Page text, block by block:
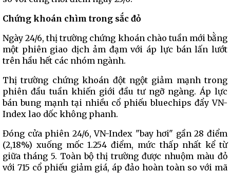
Chứng khoán chìm trong sắc đỏ
Ngày 24/6, thị trường chứng khoán chào tuần mới bằng
một phiên giao dịch ảm đạm với áp lực bán lấn lướt
trên hầu hết các nhóm ngành.
Thị trường chứng khoán đột ngột giảm mạnh trong
phiên đầu tuần khiến giới đầu tư ngỡ ngàng. Áp lực
bán bung mạnh tại nhiều cổ phiếu bluechips đẩy VN-
Index lao dốc không phanh.
Đóng cửa phiên 24/6, VN-Index "bay hơi" gần 28 điểm
(2,18%) xuống mốc 1.254 điểm, mức thấp nhất kể từ
giữa tháng 5. Toàn bộ thị trường được nhuộm màu đỏ
với 715 cổ phiếu giảm giá, áp đảo hoàn toàn so với mã